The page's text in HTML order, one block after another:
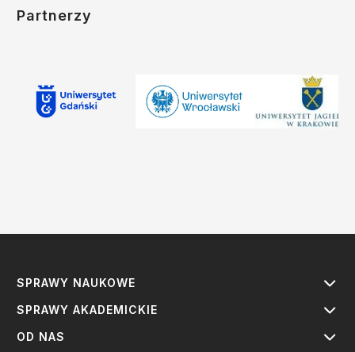
Partnerzy
SPRAWY NAUKOWE
SPRAWY AKADEMICKIE
OD NAS